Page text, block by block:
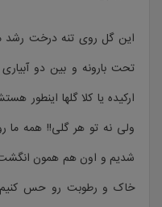
این گل روی تنه درخت رشد
تحت بارونه و بین دو
ارکیده یا کلا گلها اینطور
ولی نه تو هر گلی!! همه
شدیم و اون هم همون انگشت
خاک و رطوبت رو حس کنیم